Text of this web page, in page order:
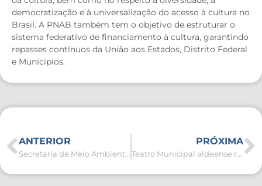
democratização e à universalização do acesso à cultura no
Brasil. A PNAB também tem o objetivo de estruturar o
sistema federativo de financiamento à cultura, garantindo
repasses contínuos da União aos Estados, Distrito Federal
e Municípios.
ANTERIOR PRÓXIMA